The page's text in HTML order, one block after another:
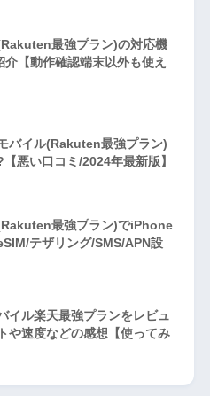
最強プラン)の対応機
【動作確認端末以外も使え
バイル(Rakuten最強プラン)
悪い口コミ/2024年最新版】
最強プラン)でiPhone
テザリング/SMS/APN設
イル楽天最強プランをレビュ
や速度などの感想【使ってみ